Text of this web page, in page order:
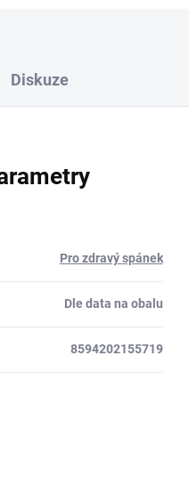
Diskuze
Pro zdravý spánek
Dle data na obalu
8594202155719